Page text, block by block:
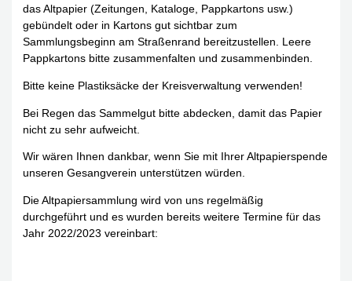
das Altpapier (Zeitungen, Kataloge, Pappkartons usw.)
gebündelt oder in Kartons gut sichtbar zum
Sammlungsbeginn am Straßenrand bereitzustellen. Leere
Pappkartons bitte zusammenfalten und zusammenbinden.
Bitte keine Plastiksäcke der Kreisverwaltung verwenden!
Bei Regen das Sammelgut bitte abdecken, damit das Papier
nicht zu sehr aufweicht.
Wir wären Ihnen dankbar, wenn Sie mit Ihrer Altpapierspende
unseren Gesangverein unterstützen würden.
Die Altpapiersammlung wird von uns regelmäßig
durchgeführt und es wurden bereits weitere Termine für das
Jahr 2022/2023 vereinbart: